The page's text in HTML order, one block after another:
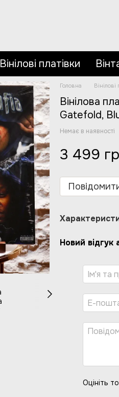
Вінілові платівки
Головна Вінілові
Вінілова
Gatefold,
Немає в наявності
3 499
Новий
Оцініть